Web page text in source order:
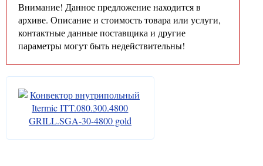
Внимание! Данное предложение находится в
архиве. Описание и стоимость товара или услуги,
контактные данные поставщика и другие
параметры могут быть недействительны!